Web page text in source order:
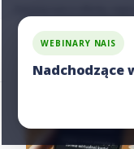
WEBINARY NAIS
Nadchodzące